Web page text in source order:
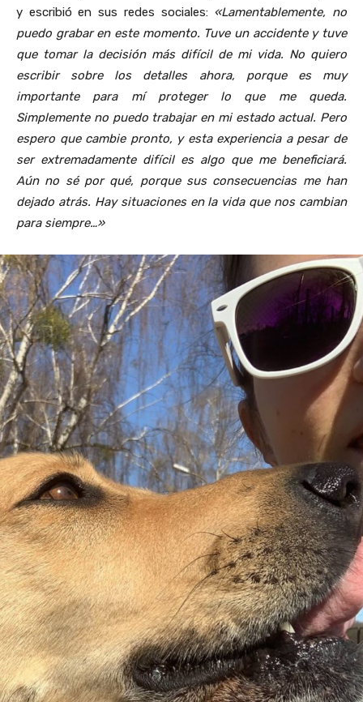
y escribió en sus redes sociales: «Lamentablemente, no
puedo grabar en este momento. Tuve un accidente y tuve
que tomar la decisión más difícil de mi vida. No quiero
escribir sobre los detalles ahora, porque es muy
importante para mí proteger lo que me queda.
Simplemente no puedo trabajar en mi estado actual. Pero
espero que cambie pronto, y esta experiencia a pesar de
ser extremadamente difícil es algo que me beneficiará.
Aún no sé por qué, porque sus consecuencias me han
dejado atrás. Hay situaciones en la vida que nos cambian
para siempre…»